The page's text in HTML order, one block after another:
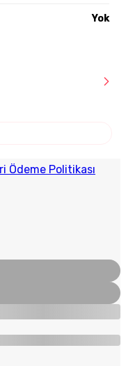
Yok
Ödeme Politikası